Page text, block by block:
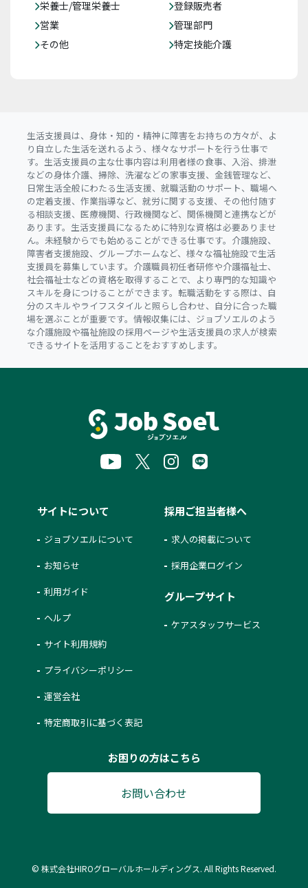
栄養士/管理栄養士
登録販売者
営業
管理部門
その他
特定技能介護
生活支援員は、身体・知的・精神に障害をお持ちの方々が、よ
り自立した生活を送れるよう、様々なサポートを行う仕事で
す。生活支援員の主な仕事内容は利用者様の食事、入浴、排泄
などの身体介護、掃除、洗濯などの家事支援、金銭管理など、
日常生活全般にわたる生活支援、就職活動のサポート、職場へ
の定着支援、作業指導など、就労に関する支援、その他付随す
る相談支援、医療機関、行政機関など、関係機関と連携などが
あります。生活支援員になるために特別な資格は必要ありませ
ん。未経験からでも始めることができる仕事です。介護施設、
障害者支援施設、グループホームなど、様々な福祉施設で生活
支援員を募集しています。介護職員初任者研修や介護福祉士、
社会福祉士などの資格を取得することで、より専門的な知識や
スキルを身につけることができます。転職活動をする際は、自
分のスキルやライフスタイルと照らし合わせ、自分に合った職
場を選ぶことが重要です。情報収集には、ジョブソエルのよう
な介護施設や福祉施設の採用ページや生活支援員の求人が検索
できるサイトを活用することをおすすめします。
サイトについて
ジョブソエルについて
お知らせ
利用ガイド
ヘルプ
サイト利用規約
プライバシーポリシー
運営会社
特定商取引に基づく表記
採用ご担当者様へ
求人の掲載について
採用企業ログイン
グループサイト
ケアスタッフサービス
お困りの方はこちら
お問い合わせ
© 株式会社HIROグローバルホールディングス. All Rights Reserved.